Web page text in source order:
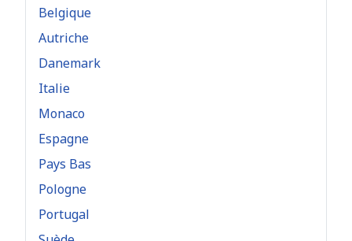
Belgique
Autriche
Danemark
Italie
Monaco
Espagne
Pays Bas
Pologne
Portugal